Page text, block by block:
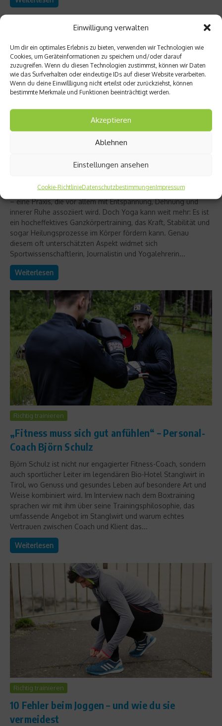
Einwilligung verwalten
Um dir ein optimales Erlebnis zu bieten, verwenden wir Technologien wie
Cookies, um Geräteinformationen zu speichern und/oder darauf
zuzugreifen. Wenn du diesen Technologien zustimmst, können wir Daten
wie das Surfverhalten oder eindeutige IDs auf dieser Website verarbeiten.
Wenn du deine Einwillligung nicht erteilst oder zurückziehst, können
bestimmte Merkmale und Funktionen beeinträchtigt werden.
Akzeptieren
Ablehnen
Einstellungen ansehen
Cookie-RichtlinieDatenschutzbestimmungenImpressum
Christine Bielecki über ihr Buch „Yoga Power“
Yoga gilt für viele als sanfter Ausgleich zum hektischen Alltag
– eine Praxis, die vor allem mit Entspannung, Dehnung und
innerer Ruhe assoziiert wird. Doch Yoga kann weit mehr: Es ist
ein hocheffektives Ganzkörpertraining, das Kraft, Stabilität und
sogar Heilungsprozesse im Körper fördern kann. Genau
diesem oft unterschätzten Aspekt widmet sich
Sportwissenschaftlerin, Journalistin und Yogalehrerin...
Weiterlesen
Richtig trainieren
„Fitness muss sich gut anfühlen“ – Personal-
Coach Björn Schulz
Björn Schulz ist nicht nur engagierter Fitness-Coach, sondern
auch sportlicher Leiter im legendären Bio-Hotel Stanglwirt in
Tirol, wo Genuss und gesundes Leben auf besondere Art und
Weise kombiniert wird. Im Interview nach dem Boxtraining
sprachen wir mit ihm über seine Trainingsphilosophie, das
umfassende Angebot im Stanglwirt und warum echtes
Vertrauen zwischen Coach und Klient das...
Weiterlesen
Richtig trainieren
10 Fehler beim Joggen – und wie du sie
vermeidest